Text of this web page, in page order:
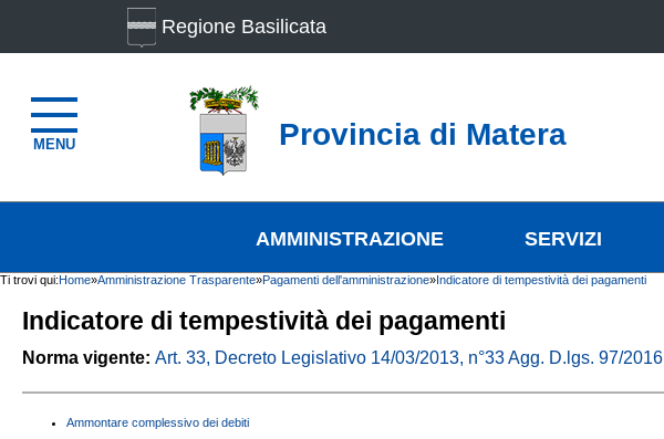
MENU
Regione Basilicata
Provincia di Matera
AMMINISTRAZIONE SERVIZI
Ti trovi qui:Home»Amministrazione Trasparente»Pagamenti dell'amministrazione»Indicatore di tempestività dei pagamenti
Indicatore di tempestività dei pagamenti
Norma vigente: Art. 33, Decreto Legislativo 14/03/2013, n°33 Agg. D.lgs. 97/2016
Ammontare complessivo dei debiti